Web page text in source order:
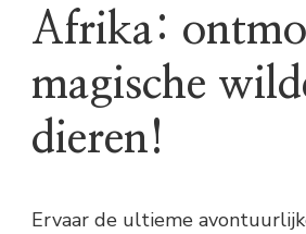
Afrika:
magische
dieren!
Ervaar de ultieme